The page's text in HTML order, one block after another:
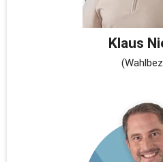
Klaus